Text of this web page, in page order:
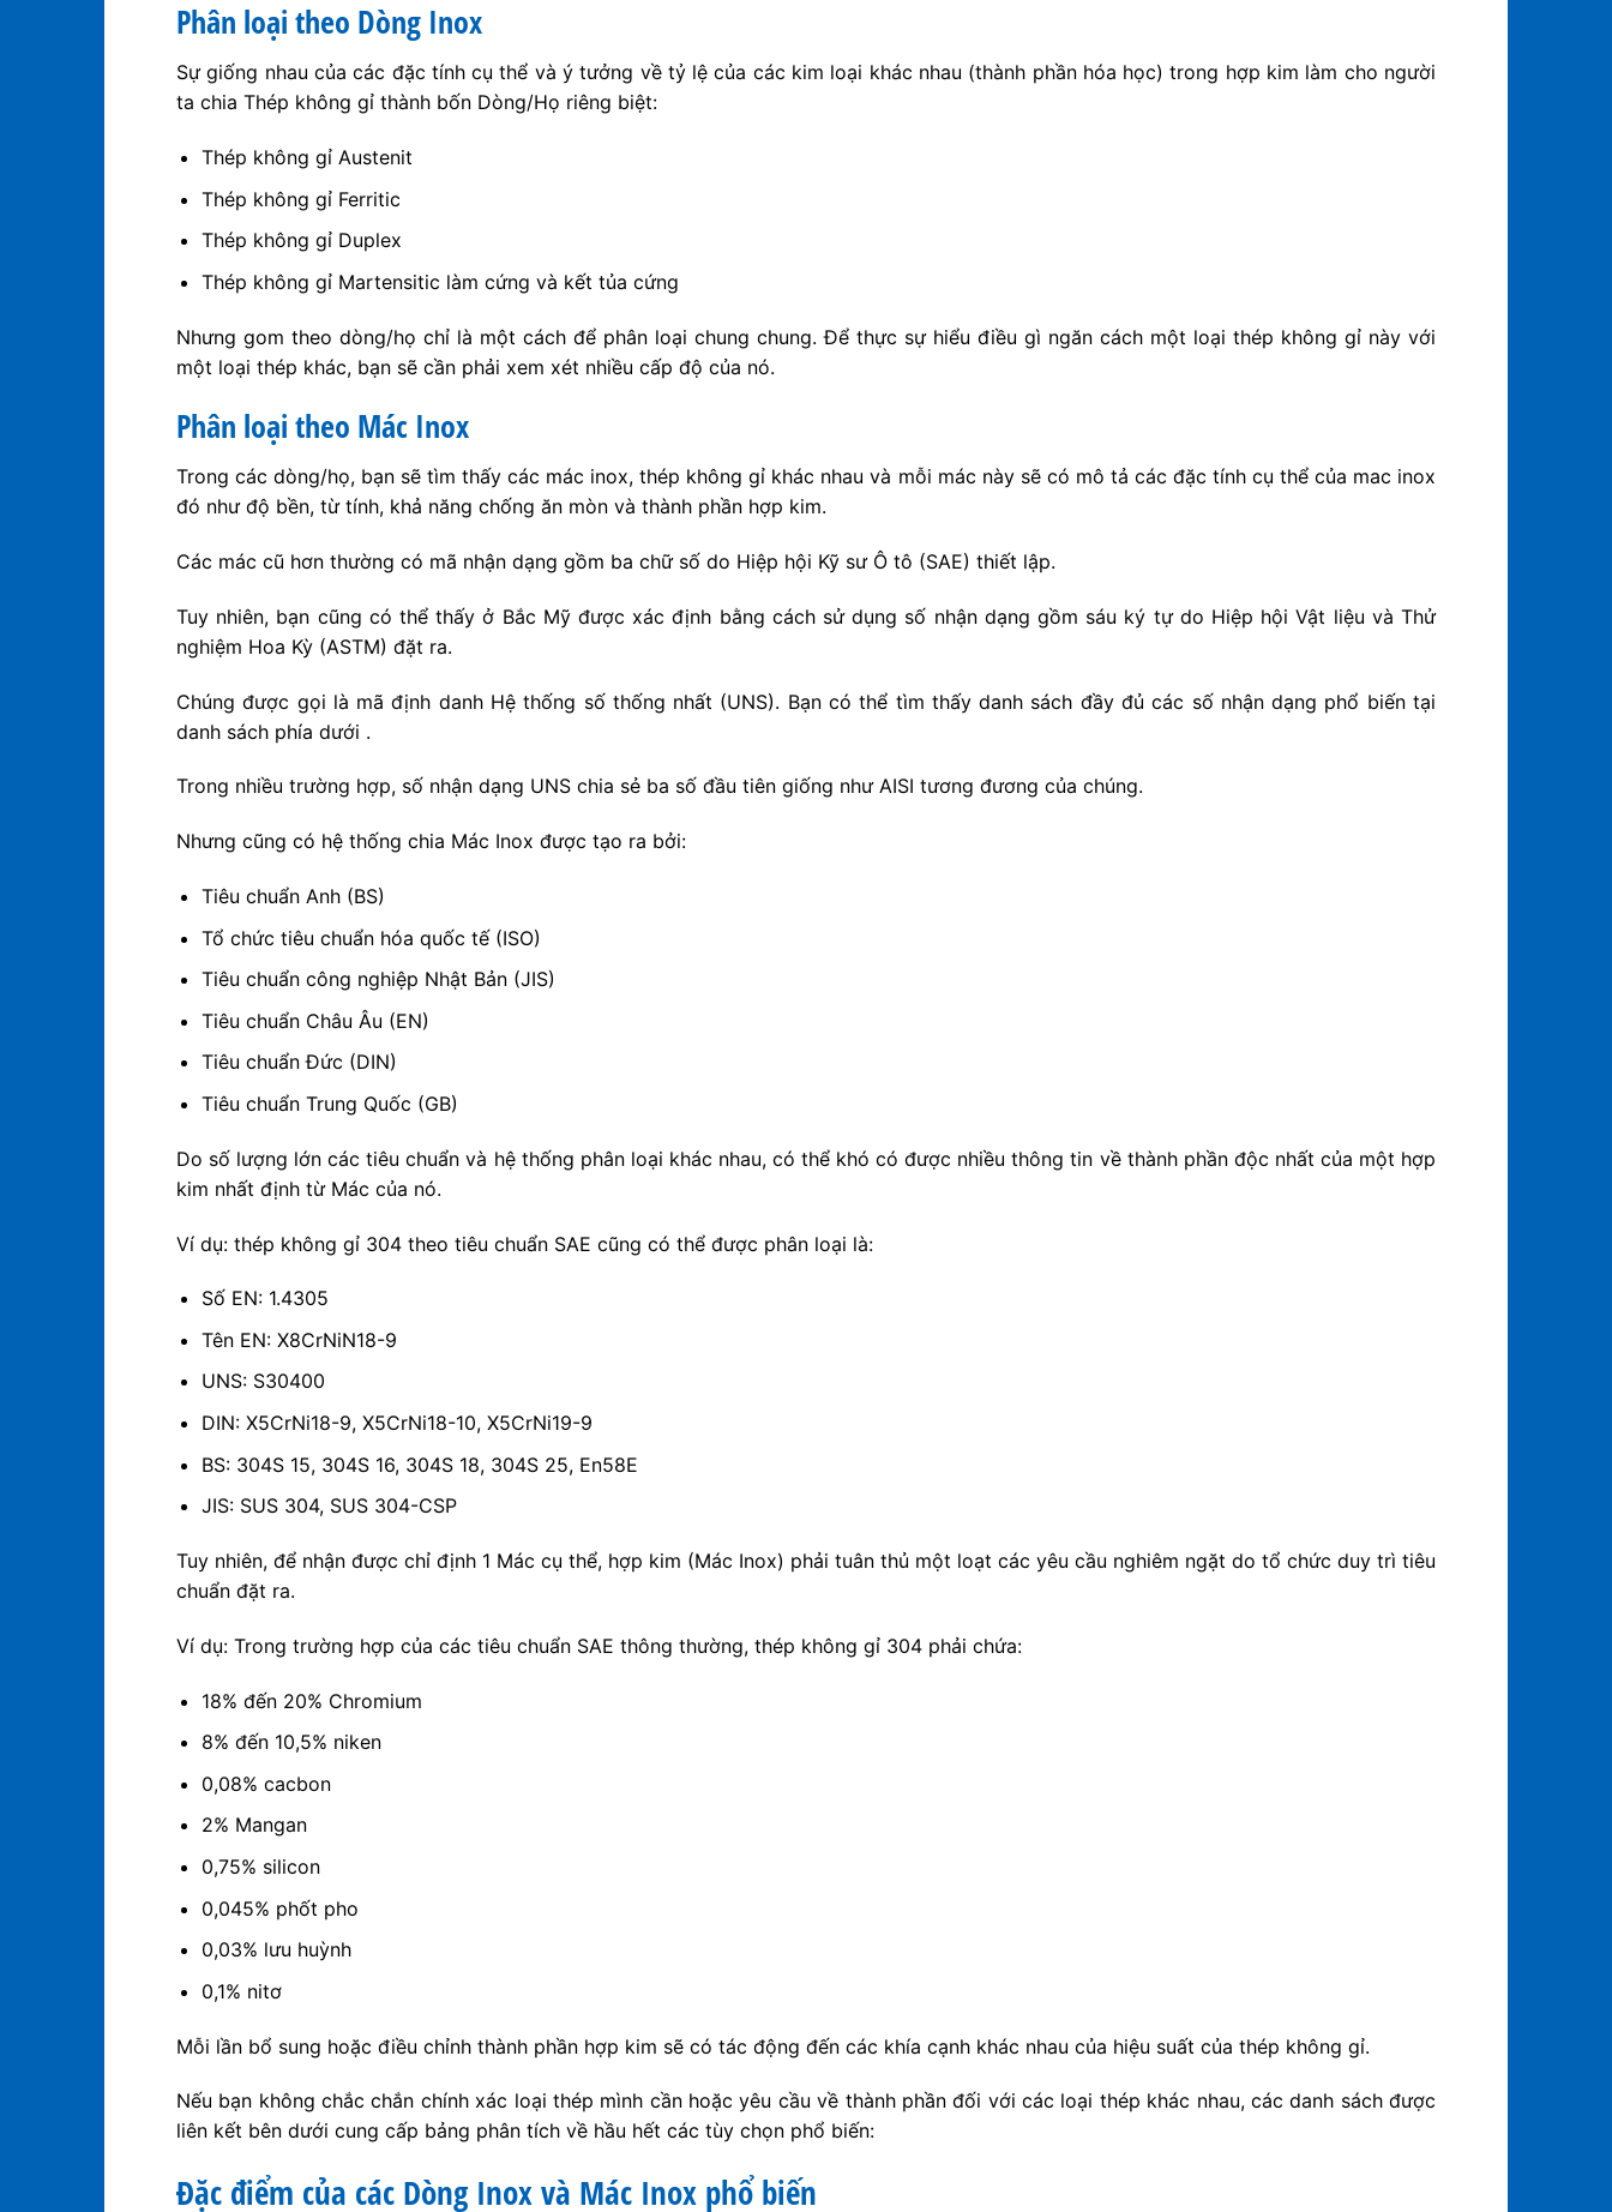
Phân loại theo Dòng Inox
Sự giống nhau của các đặc tính cụ thể và ý tưởng về tỷ lệ của các kim loại khác nhau (thành phần hóa học) trong hợp kim làm cho người
ta chia Thép không gỉ thành bốn Dòng/Họ riêng biệt:
Thép không gỉ Austenit
Thép không gỉ Ferritic
Thép không gỉ Duplex
Thép không gỉ Martensitic làm cứng và kết tủa cứng
Nhưng gom theo dòng/họ chỉ là một cách để phân loại chung chung. Để thực sự hiểu điều gì ngăn cách một loại thép không gỉ này với
một loại thép khác, bạn sẽ cần phải xem xét nhiều cấp độ của nó.
Phân loại theo Mác Inox
Trong các dòng/họ, bạn sẽ tìm thấy các mác inox, thép không gỉ khác nhau và mỗi mác này sẽ có mô tả các đặc tính cụ thể của mac inox
đó như độ bền, từ tính, khả năng chống ăn mòn và thành phần hợp kim.
Các mác cũ hơn thường có mã nhận dạng gồm ba chữ số do Hiệp hội Kỹ sư Ô tô (SAE) thiết lập.
Tuy nhiên, bạn cũng có thể thấy ở Bắc Mỹ được xác định bằng cách sử dụng số nhận dạng gồm sáu ký tự do Hiệp hội Vật liệu và Thử
nghiệm Hoa Kỳ (ASTM) đặt ra.
Chúng được gọi là mã định danh Hệ thống số thống nhất (UNS). Bạn có thể tìm thấy danh sách đầy đủ các số nhận dạng phổ biến tại
danh sách phía dưới .
Trong nhiều trường hợp, số nhận dạng UNS chia sẻ ba số đầu tiên giống như AISI tương đương của chúng.
Nhưng cũng có hệ thống chia Mác Inox được tạo ra bởi:
Tiêu chuẩn Anh (BS)
Tổ chức tiêu chuẩn hóa quốc tế (ISO)
Tiêu chuẩn công nghiệp Nhật Bản (JIS)
Tiêu chuẩn Châu Âu (EN)
Tiêu chuẩn Đức (DIN)
Tiêu chuẩn Trung Quốc (GB)
Do số lượng lớn các tiêu chuẩn và hệ thống phân loại khác nhau, có thể khó có được nhiều thông tin về thành phần độc nhất của một hợp
kim nhất định từ Mác của nó.
Ví dụ: thép không gỉ 304 theo tiêu chuẩn SAE cũng có thể được phân loại là:
Số EN: 1.4305
Tên EN: X8CrNiN18-9
UNS: S30400
DIN: X5CrNi18-9, X5CrNi18-10, X5CrNi19-9
BS: 304S 15, 304S 16, 304S 18, 304S 25, En58E
JIS: SUS 304, SUS 304-CSP
Tuy nhiên, để nhận được chỉ định 1 Mác cụ thể, hợp kim (Mác Inox) phải tuân thủ một loạt các yêu cầu nghiêm ngặt do tổ chức duy trì tiêu
chuẩn đặt ra.
Ví dụ: Trong trường hợp của các tiêu chuẩn SAE thông thường, thép không gỉ 304 phải chứa:
18% đến 20% Chromium
8% đến 10,5% niken
0,08% cacbon
2% Mangan
0,75% silicon
0,045% phốt pho
0,03% lưu huỳnh
0,1% nitơ
Mỗi lần bổ sung hoặc điều chỉnh thành phần hợp kim sẽ có tác động đến các khía cạnh khác nhau của hiệu suất của thép không gỉ.
Nếu bạn không chắc chắn chính xác loại thép mình cần hoặc yêu cầu về thành phần đối với các loại thép khác nhau, các danh sách được
liên kết bên dưới cung cấp bảng phân tích về hầu hết các tùy chọn phổ biến:
Đặc điểm của các Dòng Inox và Mác Inox phổ biến